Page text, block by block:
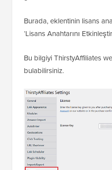
Burada, eklentinin lisans
‘Lisans Anahtarını
Bu bilgiyi ThirstyAffiliates
bulabilirsiniz.